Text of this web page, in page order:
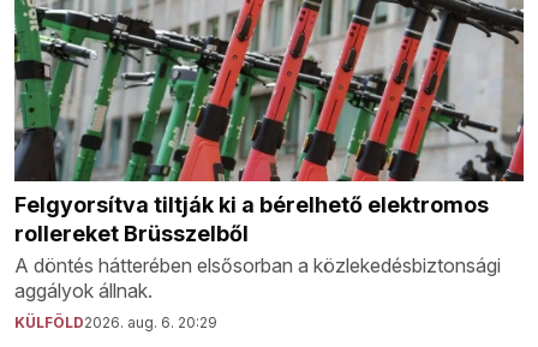
Felgyorsítva tiltják ki a bérelhető elektromos
rollereket Brüsszelből
A döntés hátterében elsősorban a közlekedésbiztonsági
aggályok állnak.
KÜLFÖLD2026. aug. 6. 20:29